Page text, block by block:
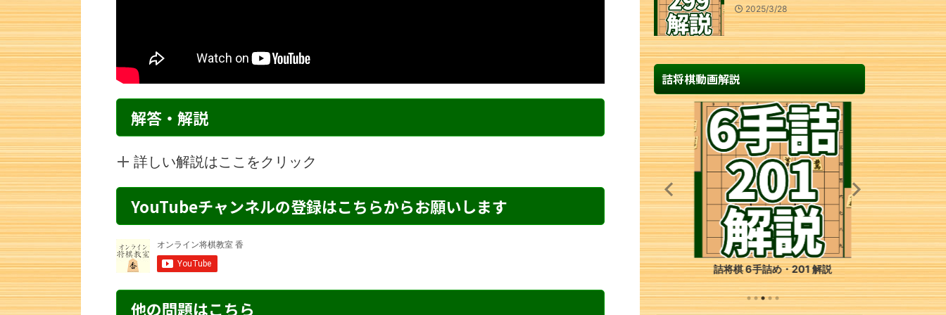
解答・解説
詳しい解説はここをクリック
YouTubeチャンネルの登録はこちらからお願いします
他の問題はこちら
2025/3/28
詰将棋動画解説
詰将棋 5手詰め・233 解説 詰将棋 6手詰め・201 解説 詰